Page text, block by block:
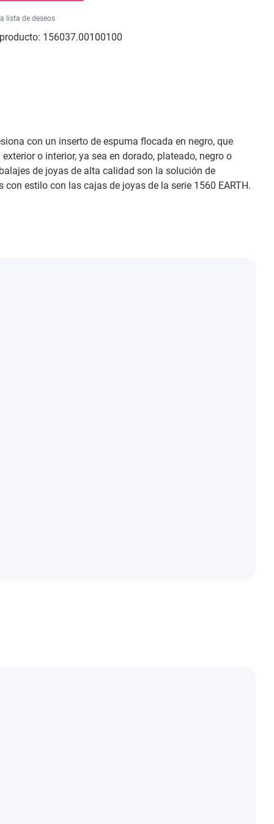
lista de deseos
156037.00100100
con un inserto de espuma flocada en negro, que
o interior, ya sea en dorado, plateado, negro o
de joyas de alta calidad son la solución de
estilo con las cajas de joyas de la serie 1560 EARTH.